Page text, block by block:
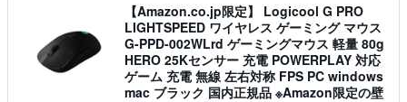
【Amazon.co.jp限定】 Logicool G PRO
LIGHTSPEED ワイヤレス ゲーミング マウス
G-PPD-002WLrd ゲーミングマウス 軽量 80g
HERO 25Kセンサー 充電 POWERPLAY 対応
ゲーム 充電 無線 左右対称 FPS PC windows
mac ブラック 国内正規品 ※Amazon限定の壁